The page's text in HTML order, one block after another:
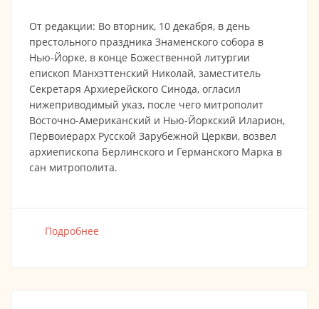
От редакции: Во вторник, 10 декабря, в день
престольного праздника Знаменского собора в
Нью-Йорке, в конце Божественной литургии
епископ Манхэттенский Николай, заместитель
Секретаря Архиерейского Синода, огласил
нижеприводимый указ, после чего митрополит
Восточно-Американский и Нью-Йоркский Иларион,
Первоиерарх Русской Зарубежной Церкви, возвел
архиепископа Берлинского и Германского Марка в
сан митрополита.
Подробнее